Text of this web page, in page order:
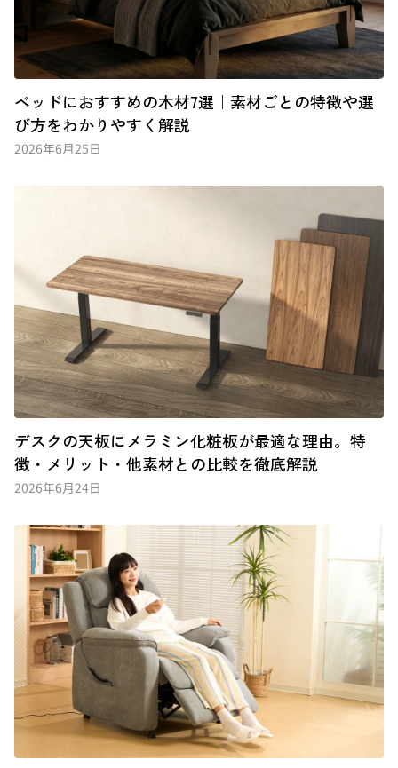
ベッドにおすすめの木材7選｜素材ごとの特徴や選
び方をわかりやすく解説
2026年6月25日
デスクの天板にメラミン化粧板が最適な理由。特
徴・メリット・他素材との比較を徹底解説
2026年6月24日